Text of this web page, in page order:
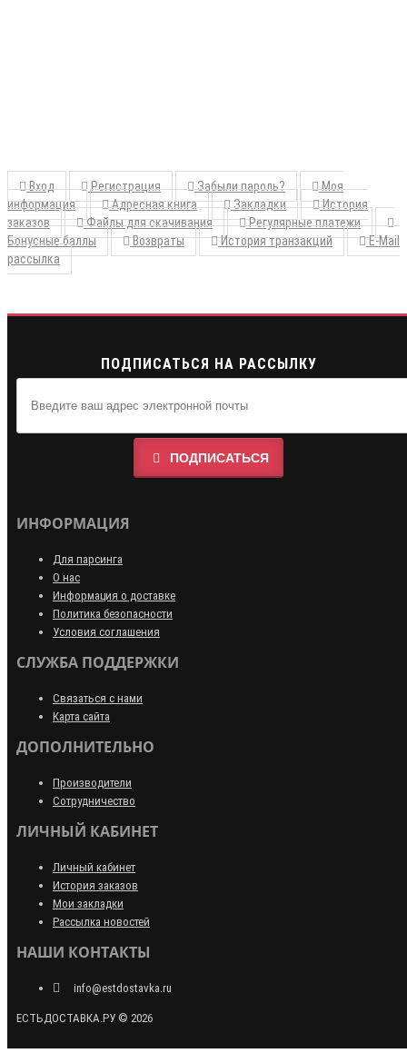
Вход Регистрация Забыли пароль?
Моя
информация
Адресная книга Закладки
История
заказов
Файлы для скачивания
Регулярные платежи
Бонусные баллы
Возвраты История транзакций
E-Mail
рассылка
ПОДПИСАТЬСЯ НА РАССЫЛКУ
ПОДПИСАТЬСЯ
ИНФОРМАЦИЯ
Для парсинга
О нас
Информация о доставке
Политика безопасности
Условия соглашения
СЛУЖБА ПОДДЕРЖКИ
Связаться с нами
Карта сайта
ДОПОЛНИТЕЛЬНО
Производители
Сотрудничество
ЛИЧНЫЙ КАБИНЕТ
Личный кабинет
История заказов
Мои закладки
Рассылка новостей
НАШИ КОНТАКТЫ
info@estdostavka.ru
ЕСТЬДОСТАВКА.РУ © 2026